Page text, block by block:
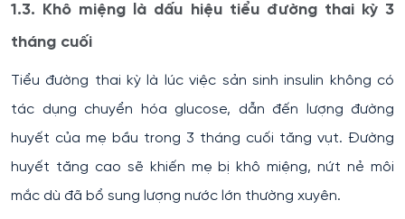
1.3. Khô miệng là dấu hiệu tiểu đường thai kỳ 3
tháng cuối
Tiểu đường thai kỳ là lúc việc sản sinh insulin không có
tác dụng chuyển hóa glucose, dẫn đến lượng đường
huyết của mẹ bầu trong 3 tháng cuối tăng vụt. Đường
huyết tăng cao sẽ khiến mẹ bị khô miệng, nứt nẻ môi
mắc dù đã bổ sung lượng nước lớn thường xuyên.